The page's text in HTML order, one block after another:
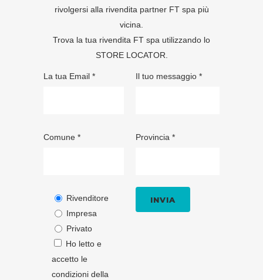
rivolgersi alla rivendita partner FT spa più
vicina.
Trova la tua rivendita FT spa utilizzando lo
STORE LOCATOR
La tua Email *
Comune *
Rivenditore
Impresa
Privato
Ho letto e
accetto le
condizioni della
Il tuo messaggio *
Provincia *